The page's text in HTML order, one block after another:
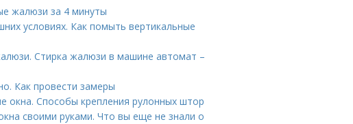
жалюзи за 4 минуты
условиях. Как помыть вертикальные
Стирка жалюзи в машине автомат –
Как провести замеры
окна. Способы крепления рулонных штор
своими руками. Что вы еще не знали о